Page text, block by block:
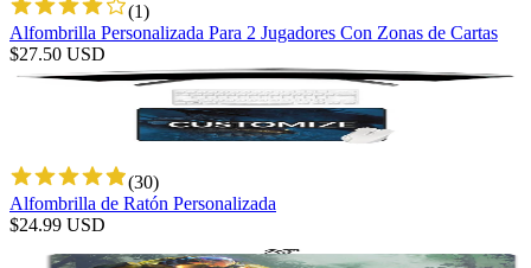
(1)
Alfombrilla Personalizada Para 2 Jugadores Con Zonas de Cartas
$27.50 USD
(30)
Alfombrilla de Ratón Personalizada
$24.99 USD